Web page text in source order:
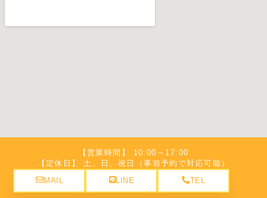
【営業時間】 10:00～17:00
【定休日】 土、日、祝日（事前予約で対応可能）
MAIL
LINE TEL
©弁護士法人名城法律事務所 豊橋事務所. All Rights Reserved.